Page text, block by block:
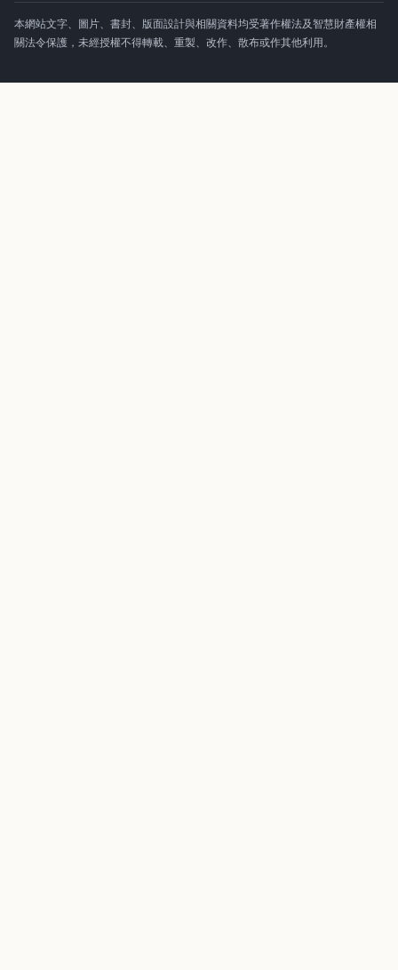
本網站文字、圖片、書封、版面設計與相關資料均受著作權法及智慧財產權相
關法令保護，未經授權不得轉載、重製、改作、散布或作其他利用。